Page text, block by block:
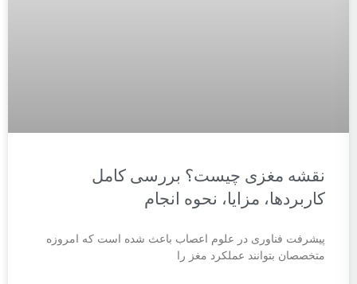
نقشه مغزی چیست؟ بررسی کامل
کاربردها، مزایا، نحوه انجام
پیشرفت فناوری در علوم اعصاب باعث شده است که امروزه
متخصصان بتوانند عملکرد مغز را